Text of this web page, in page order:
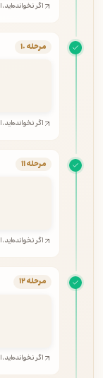
اگر نخوانده‌اید،
مرحله ۱۰
اگر نخوانده‌اید،
مرحله ۱۱
اگر نخوانده‌اید،
مرحله ۱۲
اگر نخوانده‌اید،